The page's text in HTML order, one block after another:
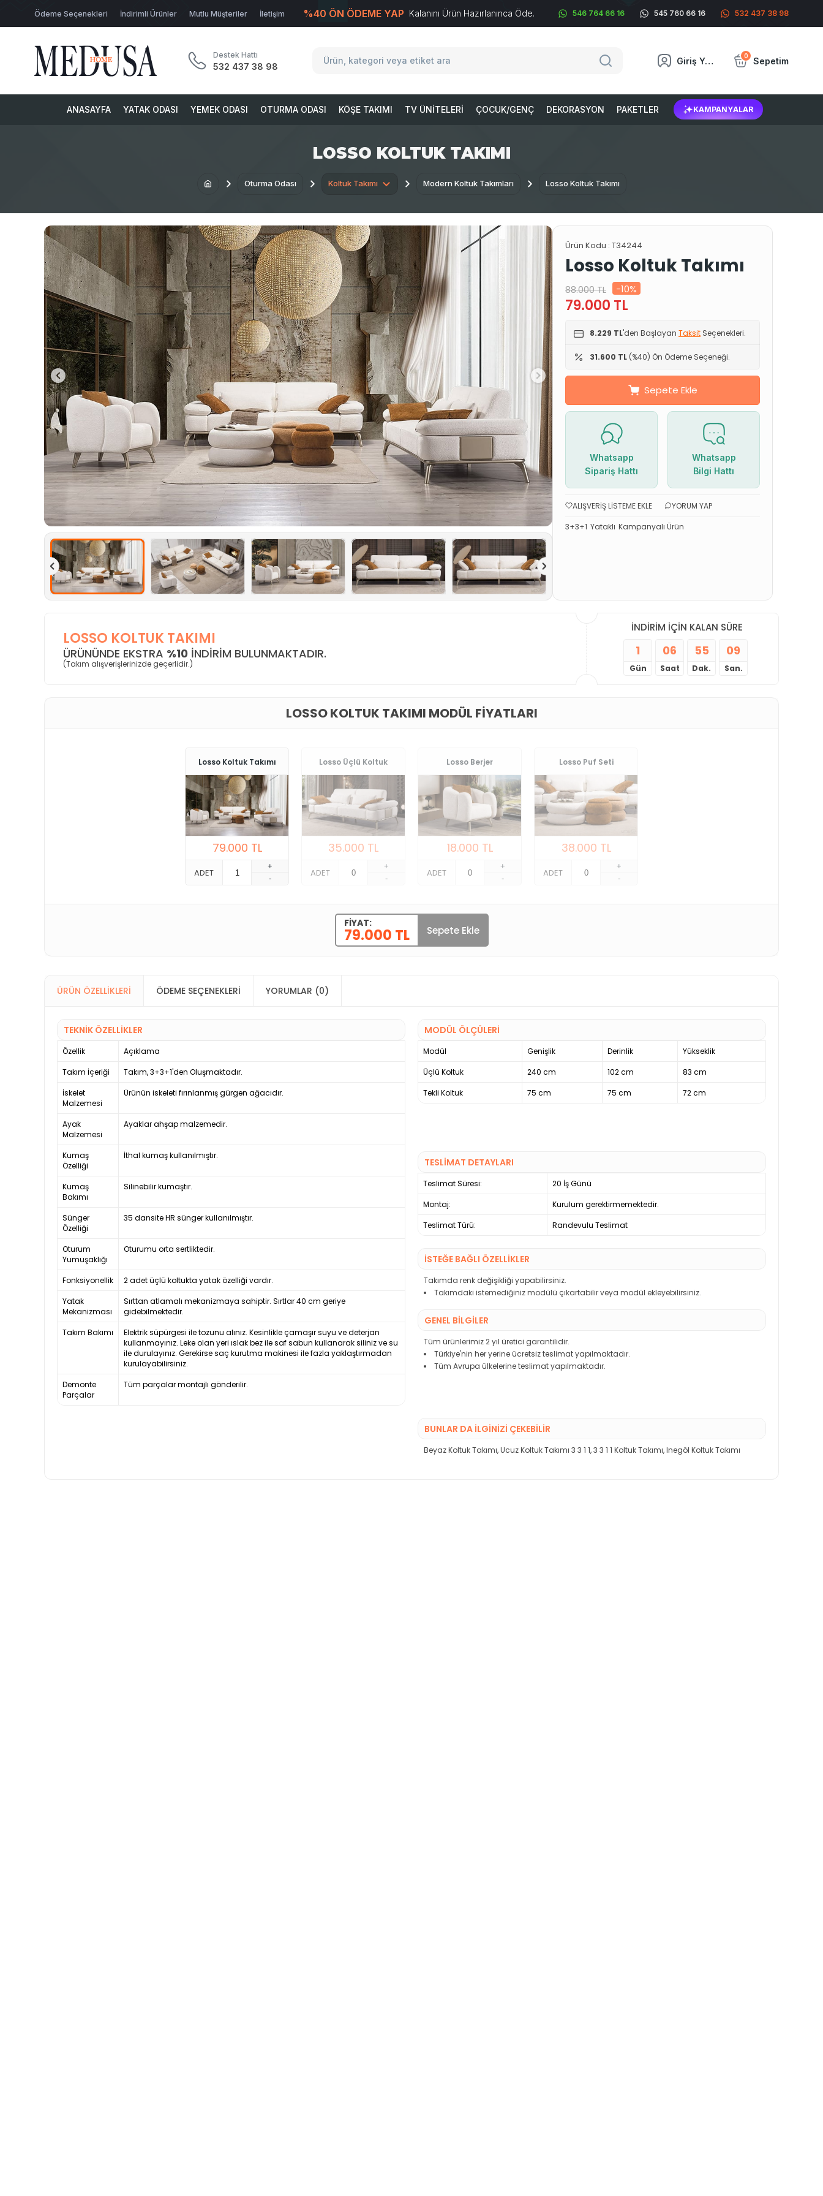
Ödeme Seçenekleri İndirimli Ürünler Mutlu Müşteriler İletişim %40 ÖN ÖDEME YAP Kalanını Ürün Hazırlanınca Öde. 546 764 66 16 545 760 66 16 532 437 38 98
Destek Hattı
532 437 38 98
Giriş Yap 0 Sepetim
ANASAYFA YATAK ODASI YEMEK ODASI OTURMA ODASI KÖŞE TAKIMI TV ÜNITELERI ÇOCUK/GENÇ DEKORASYON PAKETLER KAMPANYALAR
LOSSO KOLTUK TAKIMI
Oturma Odası Koltuk Takımı Modern Koltuk Takımları Losso Koltuk Takımı
Ürün Kodu : T34244
Losso Koltuk Takımı
88.000TL -10%
79.000 TL
8.229 TL'den Başlayan Taksit Seçenekleri.
31.600 TL (%40) Ön Ödeme Seçeneği.
Sepete Ekle
Whatsapp
Sipariş Hattı
Whatsapp
Bilgi Hattı
ALIŞVERIŞ LISTEME EKLE
YORUM YAP
3+3+1 Yataklı Kampanyalı Ürün
LOSSO KOLTUK TAKIMI
ÜRÜNÜNDE EKSTRA %10 INDIRIM BULUNMAKTADIR.
(Takım alışverişlerinizde geçerlidir.)
İNDİRİM İÇİN KALAN SÜRE
1
Gün
06
Saat
55
Dak.
07
San.
LOSSO KOLTUK TAKIMI MODÜL FIYATLARI
Losso Koltuk Takımı
79.000 TL
ADET
+
-
Losso Üçlü Koltuk
35.000 TL
ADET
+
-
Losso Berjer
18.000 TL
ADET
+
-
Losso Puf Seti
38.000 TL
ADET
+
-
FIYAT:
79.000 TL Sepete Ekle
ÜRÜN ÖZELLIKLERI ÖDEME SEÇENEKLERI YORUMLAR (0)
TEKNİK ÖZELLİKLER
Özellik
Açıklama
Takım İçeriği
Takım, 3+3+1'den Oluşmaktadır.
İskelet
Malzemesi
Ürünün iskeleti fırınlanmış gürgen ağacıdır.
Ayak
Malzemesi
Ayaklar ahşap malzemedir.
Kumaş
Özelliği
İthal kumaş kullanılmıştır.
Kumaş
Bakımı
Silinebilir kumaştır.
Sünger
Özelliği
35 dansite HR sünger kullanılmıştır.
Oturum
Yumuşaklığı
Oturumu orta sertliktedir.
Fonksiyonellik
2 adet üçlü koltukta yatak özelliği vardır.
Yatak
Mekanizması
Sırttan atlamalı mekanizmaya sahiptir. Sırtlar 40 cm geriye
gidebilmektedir.
Takım Bakımı
Elektrik süpürgesi ile tozunu alınız. Kesinlikle çamaşır suyu ve deterjan
kullanmayınız. Leke olan yeri ıslak bez ile saf sabun kullanarak siliniz ve su
ile durulayınız. Gerekirse saç kurutma makinesi ile fazla yaklaştırmadan
kurulayabilirsiniz.
Demonte
Parçalar
Tüm parçalar montajlı gönderilir.
MODÜL ÖLÇÜLERİ
Modül Genişlik Derinlik
Yükseklik
Üçlü Koltuk
240 cm 102 cm
83 cm
Tekli Koltuk
75 cm 75 cm 72 cm
TESLİMAT DETAYLARI
Teslimat Süresi:
20 İş Günü
Montaj:
Kurulum gerektirmemektedir.
Teslimat Türü:
Randevulu Teslimat
İSTEĞE BAĞLI ÖZELLİKLER
Takımda renk değişikliği yapabilirsiniz.
Takımdaki istemediğiniz modülü çıkartabilir veya modül ekleyebilirsiniz.
GENEL BİLGİLER
Tüm ürünlerimiz 2 yıl üretici garantilidir.
Türkiye'nin her yerine ücretsiz teslimat yapılmaktadır.
Tüm Avrupa ülkelerine teslimat yapılmaktadır.
BUNLAR DA İLGINIZI ÇEKEBILIR
Beyaz Koltuk Takımı,Ucuz Koltuk Takımı 3 3 1 1,3 3 1 1 Koltuk Takımı,Inegöl Koltuk Takımı
T-Soft E-TicaretSistemleriyle Hazırlanmıştır.